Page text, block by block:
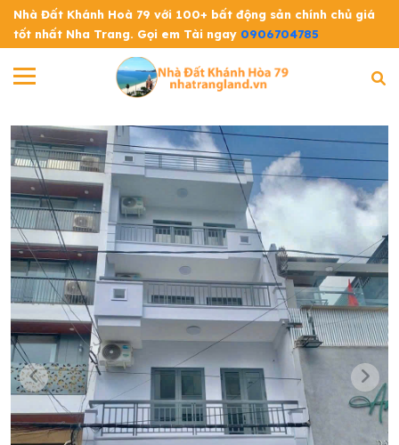
Nhà Đất Khánh Hoà 79 với 100+ bất động sản chính chủ giá
tốt nhất Nha Trang. Gọi em Tài ngay 0906704785